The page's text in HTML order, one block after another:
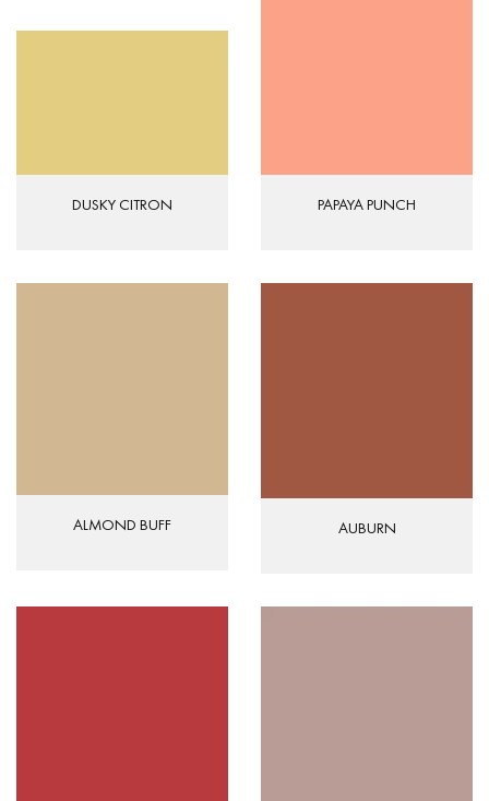
DUSKY CITRON PAPAYA PUNCH
ALMOND BUFF AUBURN